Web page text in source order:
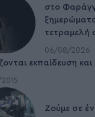
στο
τετραμελή
06/08/2026
εκπαίδευση και
Ζούμε σε